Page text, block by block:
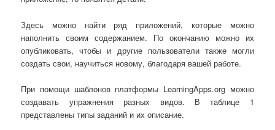
Здесь можно найти ряд приложений, которые можно
наполнить своим содержанием. По окончанию можно их
опубликовать, чтобы и другие пользователи также могли
создать свои, научиться новому, благодаря вашей работе.
При помощи шаблонов платформы LearningApps.org можно
создавать упражнения разных видов. В таблице 1
представлены типы заданий и их описание.